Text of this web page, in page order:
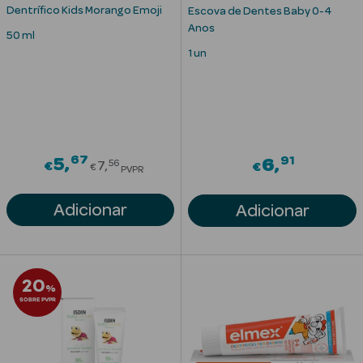
Solares
Dentrífico Kids Morango Emoji
50 ml
€5 67Price reduced from
€ 7 56
PVPR
Adicionar
Escova de Dentes Baby 0-4
Anos
1 un
€6 91
Adicionar
20%
SOBRE PVPR